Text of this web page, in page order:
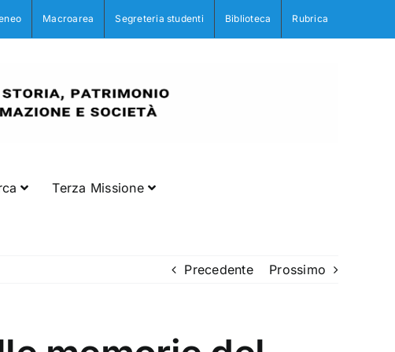
Macroarea Segreteria studenti Biblioteca Rubrica
Terza Missione
Precedente Prossimo